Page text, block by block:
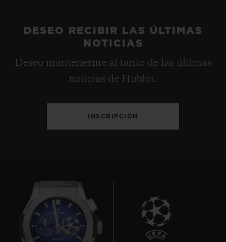
DESEO RECIBIR LAS ÚLTIMAS
NOTICIAS
Deseo mantenerme al tanto de las últimas
noticias de Hublot.
INSCRIPCIÓN